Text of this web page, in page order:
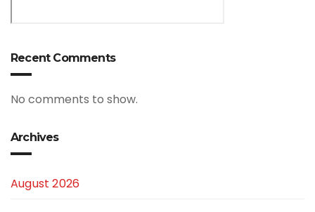
Recent Comments
No comments to show.
Archives
August 2026